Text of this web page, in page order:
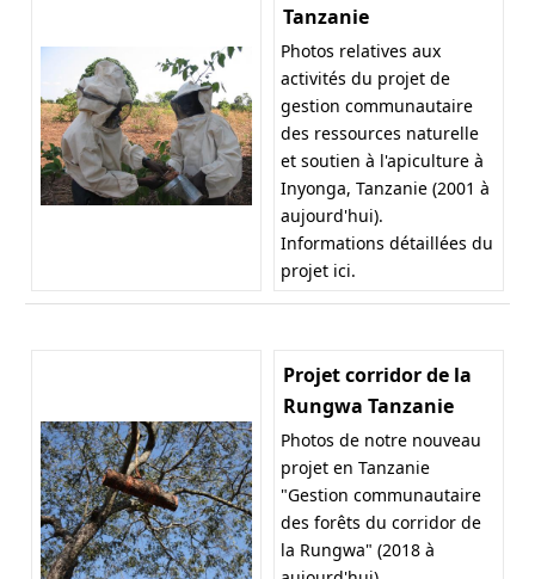
Tanzanie
Photos relatives aux
activités du projet de
gestion communautaire
des ressources naturelle
et soutien à l'apiculture à
Inyonga, Tanzanie (2001 à
aujourd'hui).
Informations détaillées du
projet ici.
Projet corridor de la
Rungwa Tanzanie
Photos de notre nouveau
projet en Tanzanie
"Gestion communautaire
des forêts du corridor de
la Rungwa" (2018 à